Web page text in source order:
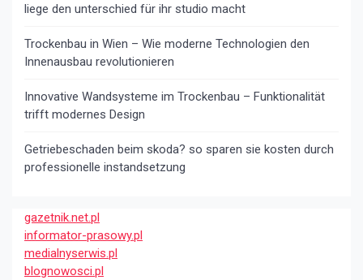
liege den unterschied für ihr studio macht
Trockenbau in Wien – Wie moderne Technologien den
Innenausbau revolutionieren
Innovative Wandsysteme im Trockenbau – Funktionalität
trifft modernes Design
Getriebeschaden beim skoda? so sparen sie kosten durch
professionelle instandsetzung
gazetnik.net.pl
informator-prasowy.pl
medialnyserwis.pl
blognowosci.pl